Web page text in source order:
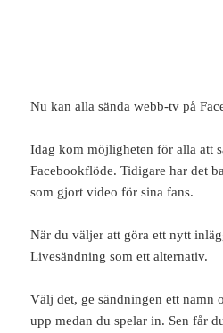
Nu kan alla sända webb-tv på
Idag kom möjligheten för alla att
Facebookflöde. Tidigare har det
som gjort video för sina fans.
När du väljer att göra ett nytt
Livesändning som ett alternativ.
Välj det, ge sändningen ett namn
upp medan du spelar in. Sen får